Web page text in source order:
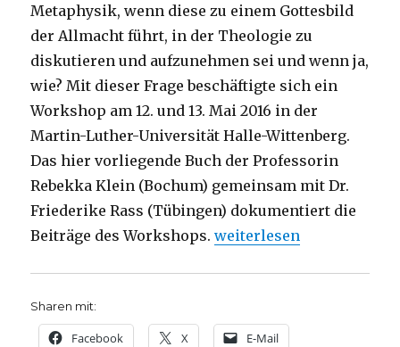
Metaphysik, wenn diese zu einem Gottesbild
der Allmacht führt, in der Theologie zu
diskutieren und aufzunehmen sei und wenn ja,
wie? Mit dieser Frage beschäftigte sich ein
Workshop am 12. und 13. Mai 2016 in der
Martin-Luther-Universität Halle-Wittenberg.
Das hier vorliegende Buch der Professorin
Rebekka Klein (Bochum) gemeinsam mit Dr.
Friederike Rass (Tübingen) dokumentiert die
Beiträge des Workshops.„Schwaches Denken in
weiterlesen
Sharen mit:
Facebook X E-Mail